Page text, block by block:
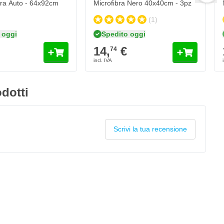
Auto - 64x92cm
oggi
Microfibra Nero 40x40cm - 3pz
(1)
Spedito oggi
14,74 €
Scrivi la tua recensione